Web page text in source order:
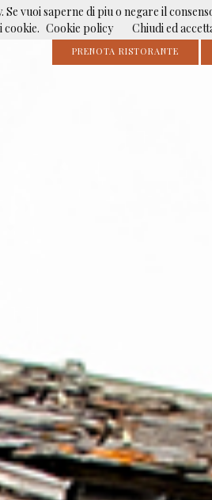
PRENOTA RISTORANTE
vuoi saperne di piu o negare il
cookie. Cookie policy Chiudi ed